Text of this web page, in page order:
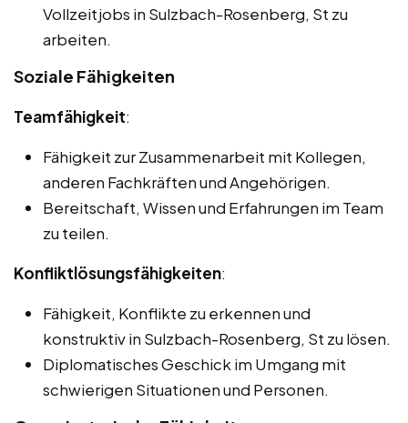
Vollzeitjobs in Sulzbach-Rosenberg, St zu
arbeiten.
Soziale Fähigkeiten
Teamfähigkeit:
Fähigkeit zur Zusammenarbeit mit Kollegen,
anderen Fachkräften und Angehörigen.
Bereitschaft, Wissen und Erfahrungen im Team
zu teilen.
Konfliktlösungsfähigkeiten:
Fähigkeit, Konflikte zu erkennen und
konstruktiv in Sulzbach-Rosenberg, St zu lösen.
Diplomatisches Geschick im Umgang mit
schwierigen Situationen und Personen.